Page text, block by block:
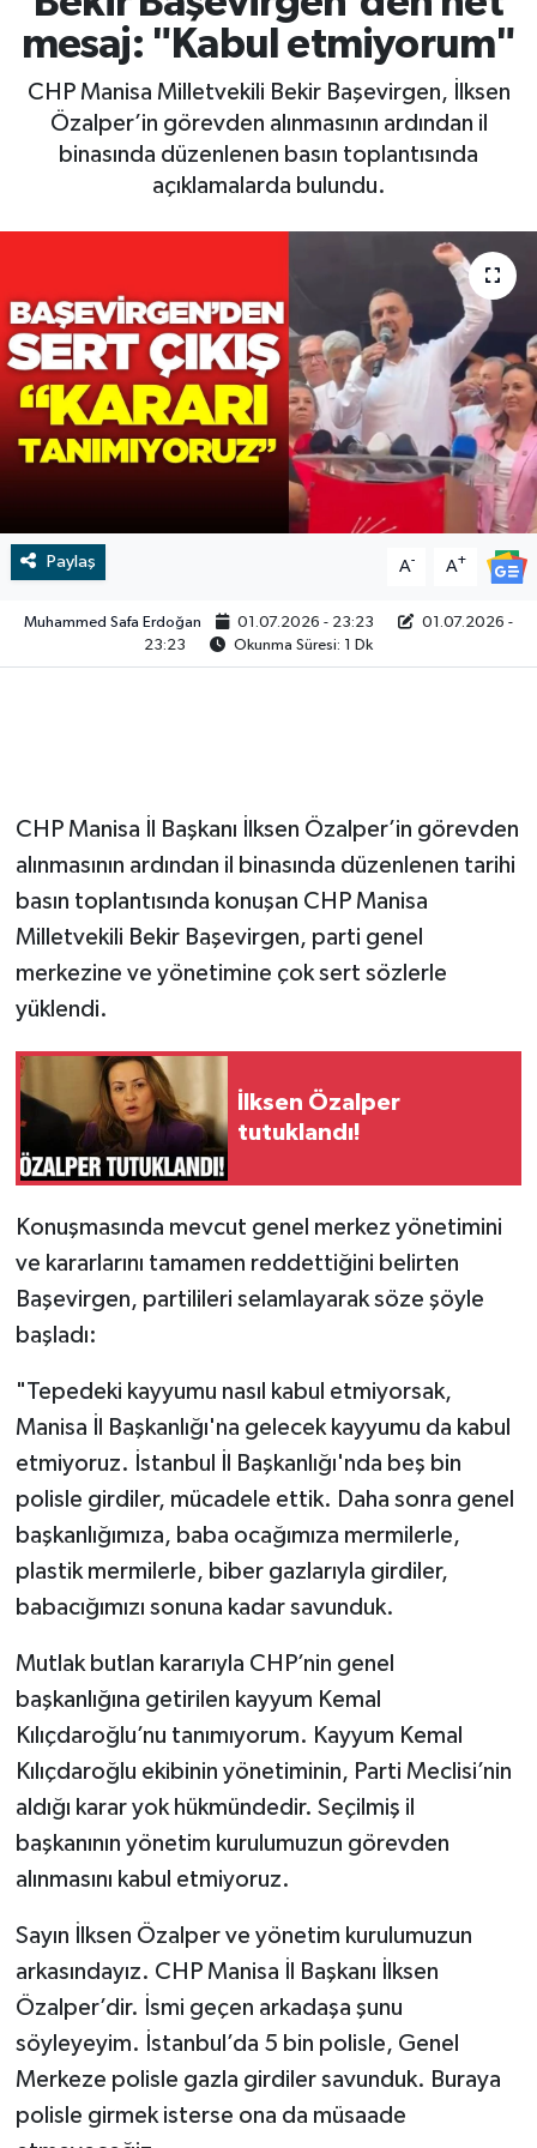
mesaj: "Kabul etmiyorum"
CHP Manisa Milletvekili Bekir Başevirgen, İlksen
Özalper’in görevden alınmasının ardından il
binasında düzenlenen basın toplantısında
açıklamalarda bulundu.
Paylaş A- A+
Muhammed Safa Erdoğan 01.07.2026 - 23:23
01.07.2026 -
23:23
Okunma Süresi: 1 Dk
CHP Manisa İl Başkanı İlksen Özalper’in görevden
alınmasının ardından il binasında düzenlenen tarihi
basın toplantısında konuşan CHP Manisa
Milletvekili Bekir Başevirgen, parti genel
merkezine ve yönetimine çok sert sözlerle
yüklendi.
İlksen Özalper
tutuklandı!
Konuşmasında mevcut genel merkez yönetimini
ve kararlarını tamamen reddettiğini belirten
Başevirgen, partilileri selamlayarak söze şöyle
başladı:
"Tepedeki kayyumu nasıl kabul etmiyorsak,
Manisa İl Başkanlığı'na gelecek kayyumu da kabul
etmiyoruz. İstanbul İl Başkanlığı'nda beş bin
polisle girdiler, mücadele ettik. Daha sonra genel
başkanlığımıza, baba ocağımıza mermilerle,
plastik mermilerle, biber gazlarıyla girdiler,
babacığımızı sonuna kadar savunduk.
Mutlak butlan kararıyla CHP’nin genel
başkanlığına getirilen kayyum Kemal
Kılıçdaroğlu’nu tanımıyorum. Kayyum Kemal
Kılıçdaroğlu ekibinin yönetiminin, Parti Meclisi’nin
aldığı karar yok hükmündedir. Seçilmiş il
başkanının yönetim kurulumuzun görevden
alınmasını kabul etmiyoruz.
Sayın İlksen Özalper ve yönetim kurulumuzun
arkasındayız. CHP Manisa İl Başkanı İlksen
Özalper’dir. İsmi geçen arkadaşa şunu
söyleyeyim. İstanbul’da 5 bin polisle, Genel
Merkeze polisle gazla girdiler savunduk. Buraya
polisle girmek isterse ona da müsaade
RESMİ İLAN
BİLİM VE TEKNOLOJİ
RESMİ İLAN
Yaşam
Tarih
İletişim
Künye
Vefat